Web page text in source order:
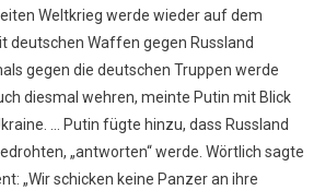
Weltkrieg werde wieder auf dem
deutschen Waffen gegen Russland
gegen die deutschen Truppen werde
diesmal wehren, meinte Putin mit Blick
… Putin fügte hinzu, dass Russland
„antworten“ werde. Wörtlich sagte
„Wir schicken keine Panzer an ihre